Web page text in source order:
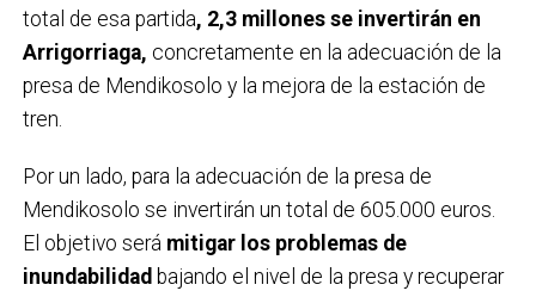
total de esa partida, 2,3 millones se invertirán en
Arrigorriaga, concretamente en la adecuación de la
presa de Mendikosolo y la mejora de la estación de
tren.
Por un lado, para la adecuación de la presa de
Mendikosolo se invertirán un total de 605.000 euros.
El objetivo será mitigar los problemas de
inundabilidad bajando el nivel de la presa y recuperar